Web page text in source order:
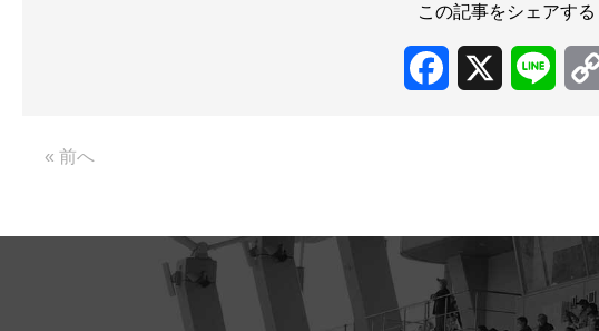
この記事をシェアする
Facebook Line
« 前へ